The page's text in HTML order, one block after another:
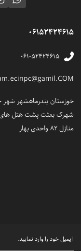
06152424615
۰۶۱-۵۲۴۲۴۶۱۵
خوزستان بندرماهشهر شهر
شهرک بعثت پشت هتل
منازل 82 واحدی بهار